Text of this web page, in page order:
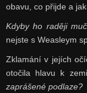
obavu, co přijde a
Kdyby ho raději
nejste s Weasleym
Zklamání v jejích
otočila hlavu k
zaprášené podlaze?